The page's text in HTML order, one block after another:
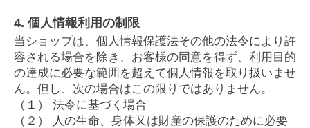
4. 個人情報利用の制限
当ショップは、個人情報保護法その他の法令により許
容される場合を除き、お客様の同意を得ず、利用目的
の達成に必要な範囲を超えて個人情報を取り扱いませ
ん。但し、次の場合はこの限りではありません。
（１） 法令に基づく場合
（２） 人の生命、身体又は財産の保護のために必要